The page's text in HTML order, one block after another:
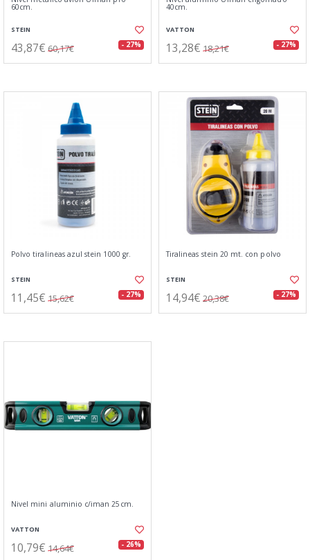
60cm.
STEIN
43,87€ 60,17€ - 27%
40cm.
VATTON
13,28€ 18,21€ - 27%
Polvo tiralineas azul stein 1000 gr.
STEIN
11,45€ 15,62€ - 27%
Tiralineas stein 20 mt. con polvo
STEIN
14,94€ 20,38€ - 27%
Nivel mini aluminio c/iman 25cm.
VATTON
10,79€ 14,64€ - 26%